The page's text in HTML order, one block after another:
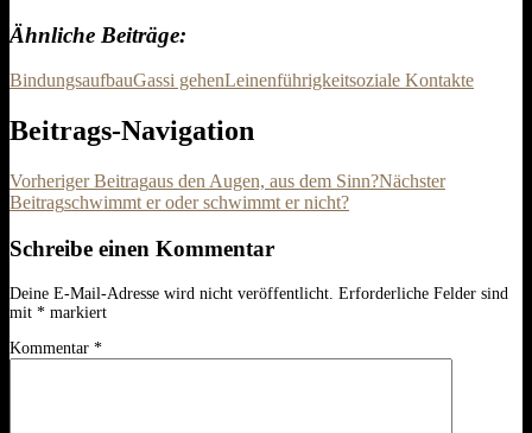
Ähnliche Beiträge
BindungsaufbauGassi gehenLeinenführigkeitsoziale Kontakte
Beitrags-Navigation
Vorheriger Beitragaus den Augen, aus dem Sinn?Nächster
Beitragschwimmt er oder schwimmt er nicht?
Schreibe einen Kommentar
Deine E-Mail-Adresse wird nicht veröffentlicht. Erforderliche Felder sind
mit * markiert
Kommentar *